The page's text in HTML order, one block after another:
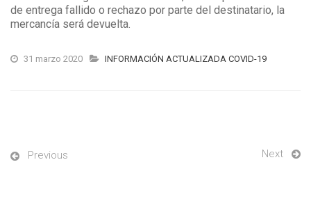
de entrega fallido o rechazo por parte del destinatario, la
mercancía será devuelta.
31 marzo 2020 INFORMACIÓN ACTUALIZADA COVID-19
Previous Next